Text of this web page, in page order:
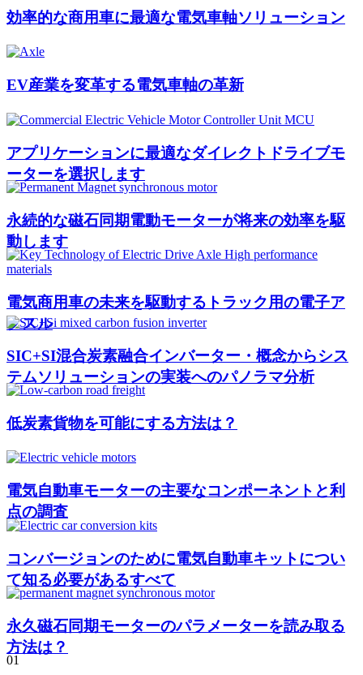
効率的な商用車に最適な電気車軸ソリューション
EV産業を変革する電気車軸の革新
アプリケーションに最適なダイレクトドライブモ
ーターを選択します
永続的な磁石同期電動モーターが将来の効率を駆
動します
電気商用車の未来を駆動するトラック用の電子ア
クスル
SIC+SI混合炭素融合インバーター・概念からシス
テムソリューションの実装へのパノラマ分析
低炭素貨物を可能にする方法は？
電気自動車モーターの主要なコンポーネントと利
点の調査
コンバージョンのために電気自動車キットについ
て知る必要があるすべて
永久磁石同期モーターのパラメーターを読み取る
方法は？
01